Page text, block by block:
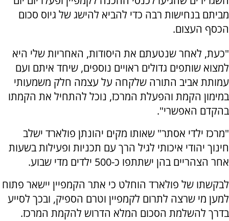
מביתם בנחישות רבה כדי להביא להישג של גיוס סכום
הכסף העצום.
"כעת, לאחר שנטעתם את היסודות, האחריות שלי היא
למצוא שותפים גדולים ראויים נוספים, שיחד איתם ועם
עמותת אביב התורה שלקחה על עצמה חלק משמעותי
במימון הקמת והפעלת המרכז, נוכל להתחיל את הקמתו
בהקדם האפשרי".
"מרכז ילדי אסתר" שאותו מקים יהונתן פולארד ישלב
חינוך יהודי איכותי לגיל הרך עם תכניות ופעילות בשעות
אחר הצהריים בהן ישתתפו כ-500 ילדים מדי שבוע.
לבקשתו של פולארד הוחלט כי אתר הקמפיין יישאר פתוח
למען מי שרצה לתרום לקמפיין וטרם הספיק, ובכך לסייע
בדרך להשלמת הסכום המלא הדרוש להקמת המרכז.